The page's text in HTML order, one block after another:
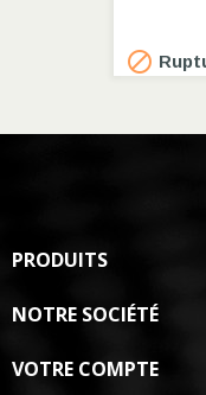

PRODUITS
NOTRE SOCIÉTÉ
VOTRE COMPTE